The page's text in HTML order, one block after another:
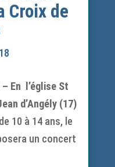
Croix de
En
l’église St
d’Angély (17)
10 à 14 ans, le
un concert